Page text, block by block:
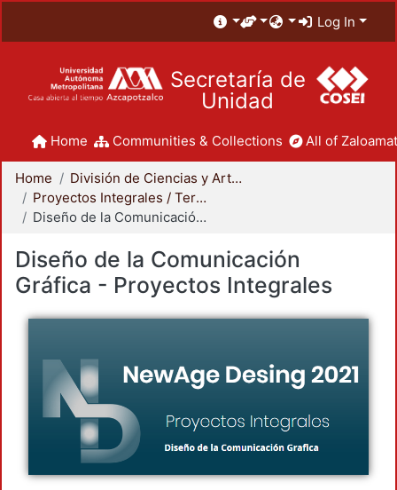
Log In
Secretaría de
Unidad
Home Communities & Collections All of
Home
División de Ciencias y Artes para el Diseño
Proyectos Integrales / Terminales - Licenciatura
Diseño de la Comunicación Gráfica - Proyectos Integrales
Diseño de la Comunicación
Gráfica - Proyectos Integrales